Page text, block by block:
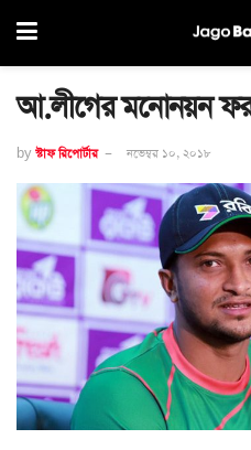
আ.লীগের মনোনয়ন
by স্টাফ রিপোর্টার নভেম্বর ১০, ২০১৮